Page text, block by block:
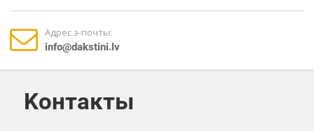
Адрес э-почты:
info@dakstini.lv
Kонтакты